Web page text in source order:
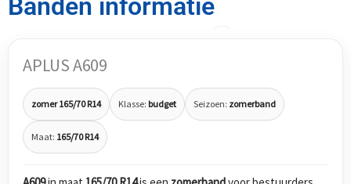
Banden informatie
APLUS A609
zomer 165/70 R14 Klasse: budget Seizoen: zomerband
Maat: 165/70 R14